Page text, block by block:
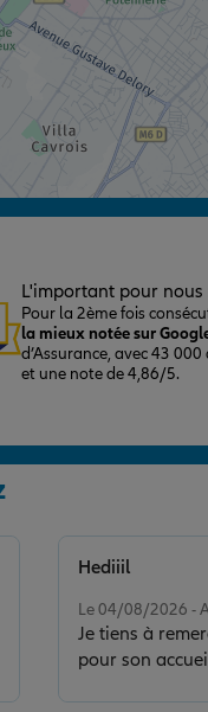
L'important pour nous
Pour la 2ème fois
la mieux notée sur
d’Assurance, avec 43
et une note de 4,86/5.
Le 04/08/2026 -
Je tiens à
pour son
Hediiil